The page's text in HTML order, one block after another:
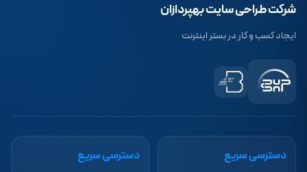
شرکت طراحی سایت بهپردازان
ایجاد کسب و کار در بستر اینترنت
دسترسی سریع دسترسی سریع